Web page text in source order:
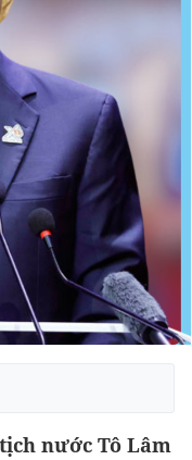
nước Tô Lâm